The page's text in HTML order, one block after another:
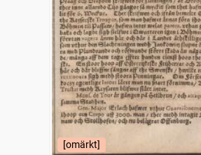
[omärkt]